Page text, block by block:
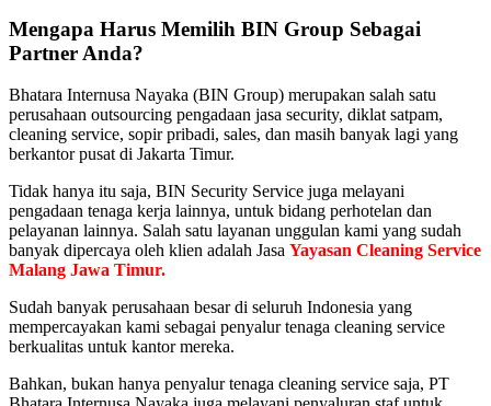
Mengapa Harus Memilih BIN Group Sebagai
Partner Anda?
Bhatara Internusa Nayaka (BIN Group) merupakan salah satu
perusahaan outsourcing pengadaan jasa security, diklat satpam,
cleaning service, sopir pribadi, sales, dan masih banyak lagi yang
berkantor pusat di Jakarta Timur.
Tidak hanya itu saja, BIN Security Service juga melayani
pengadaan tenaga kerja lainnya, untuk bidang perhotelan dan
pelayanan lainnya. Salah satu layanan unggulan kami yang sudah
banyak dipercaya oleh klien adalah Jasa Yayasan Cleaning Service
Malang Jawa Timur.
Sudah banyak perusahaan besar di seluruh Indonesia yang
mempercayakan kami sebagai penyalur tenaga cleaning service
berkualitas untuk kantor mereka.
Bahkan, bukan hanya penyalur tenaga cleaning service saja, PT